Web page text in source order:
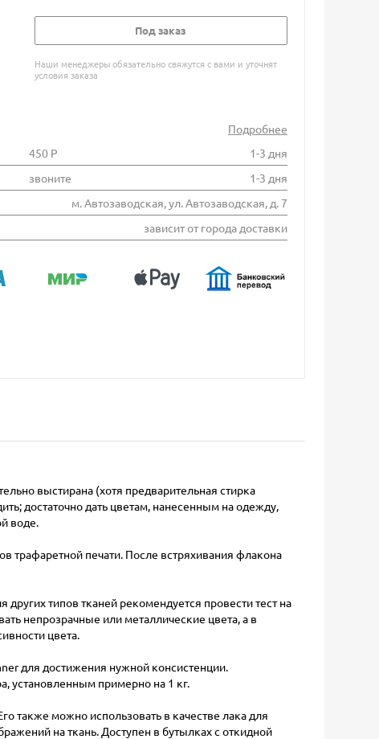
Под заказ
Наши менеджеры обязательно свяжутся с вами и уточнят
условия заказа
Подробнее
450 Р
1-3 дня
звоните
1-3 дня
м. Автозаводская, ул. Автозаводская, д. 7
зависит от города доставки
выстирана (хотя предварительная стирка
достаточно дать цветам, нанесенным на одежду,
воде.
трафаретной печати. После встряхивания флакона
типов тканей рекомендуется провести тест на
непрозрачные или металлические цвета, а в
цвета.
для достижения нужной консистенции.
установленным примерно на 1 кг.
также можно использовать в качестве лака для
на ткань. Доступен в бутылках с откидной